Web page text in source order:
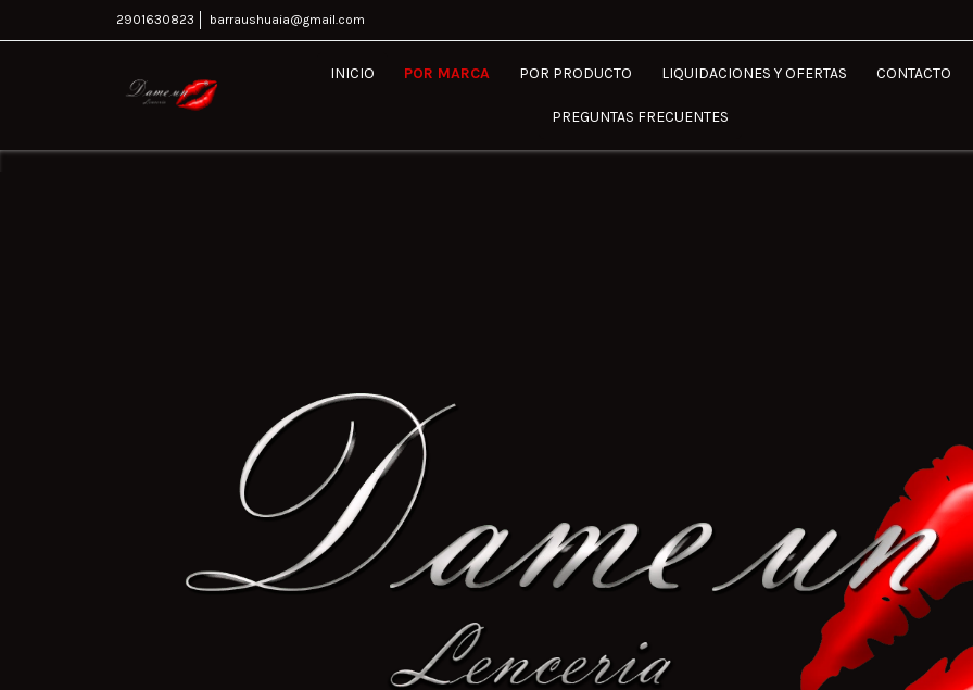
2901630823 barraushuaia@gmail.com
INICIO POR MARCA POR PRODUCTO LIQUIDACIONES Y OFERTAS CONTACTO
PREGUNTAS FRECUENTES